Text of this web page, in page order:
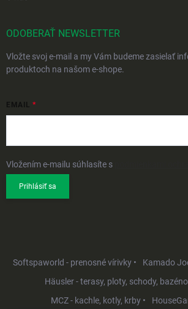
ODOBERAŤ NEWSLETTER
Vložte svoj e-mail a my Vám budeme zasielať
produktoch na našom e-shope.
EMAIL
Vložením e-mailu súhlasíte s
Prihlásiť sa
Softspaworld - prenosné vírivky •
Kamado
Häusler - terasy, ploty, schody,
MCZ - kachle, kotly, krby •